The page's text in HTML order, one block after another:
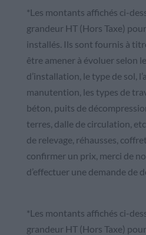
*Les montants affichés ci-
grandeur HT (Hors Taxe)
installés. Ils sont fournis à
être amener à évoluer selon
d’installation, le type de sol,
manutention, les types de
béton, puits de
terres, dalle de circulation,
de relevage, réhausses,
confirmer un prix, merci de
d’effectuer une demande de
*Les montants affichés ci-
grandeur HT (Hors Taxe)